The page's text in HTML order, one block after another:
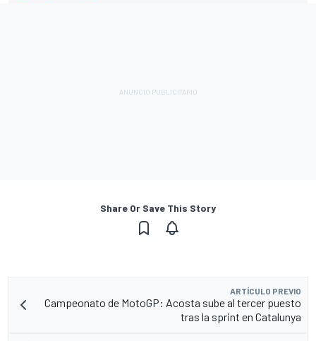
Share Or Save This Story
ARTÍCULO PREVIO
Campeonato de MotoGP: Acosta sube al tercer puesto
tras la sprint en Catalunya